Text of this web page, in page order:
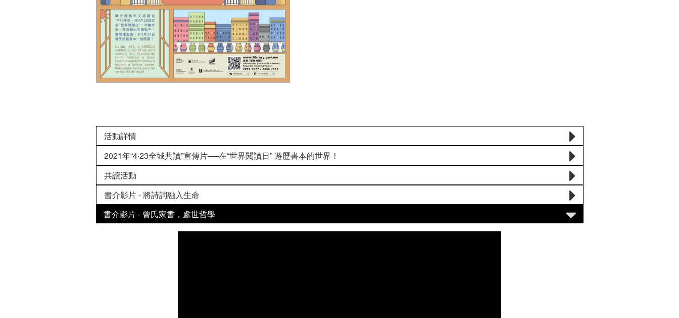
活動詳情
2021年“4‧23全城共讀”宣傳片──在“世界閱讀日” 遊歷書本的世界！
共讀活動
書介影片 - 將詩詞融入生命
書介影片 - 曾氏家書，處世哲學